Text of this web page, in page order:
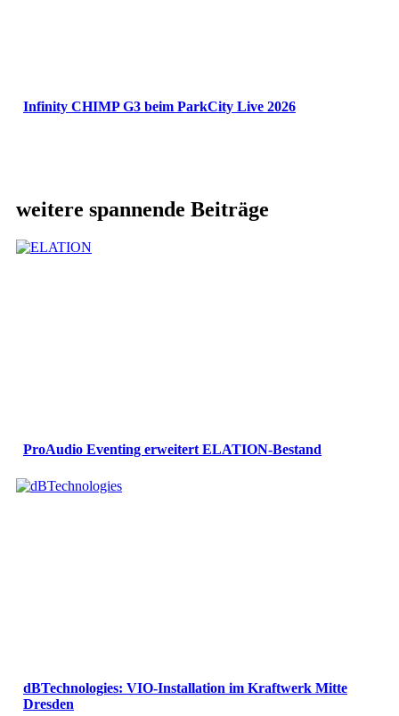
Infinity CHIMP G3 beim ParkCity Live 2026
weitere spannende Beiträge
ProAudio Eventing erweitert ELATION-Bestand
dBTechnologies: VIO-Installation im Kraftwerk Mitte
Dresden